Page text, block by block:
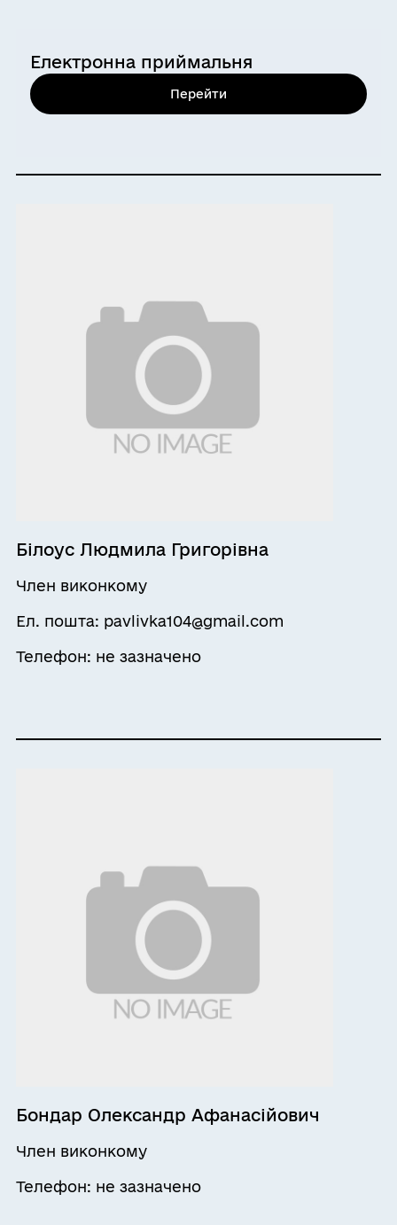
Електронна приймальня
Перейти
Білоус Людмила Григорівна
Член виконкому
Ел. пошта: pavlivka104@gmail.com
Телефон: не зазначено
Бондар Олександр Афанасійович
Член виконкому
Телефон: не зазначено